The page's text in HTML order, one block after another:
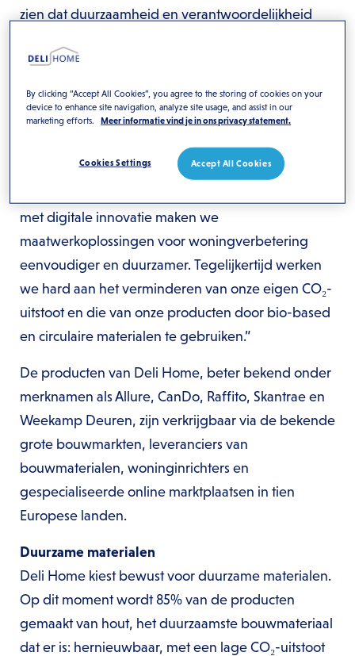
zien dat duurzaamheid en verantwoordelijkheid
cultuur.
“Het behalen van de B Corp-certificering
onderstreept onze missie om hout te promoten als
het duurzaamste bouwmateriaal voor
woningverbetering”, zegt Eugène Sterken, CEO
met digitale innovatie maken we
maatwerkoplossingen voor woningverbetering
eenvoudiger en duurzamer. Tegelijkertijd werken
we hard aan het verminderen van onze eigen CO₂-
uitstoot en die van onze producten door bio-based
en circulaire materialen te gebruiken.”
De producten van Deli Home, beter bekend onder
merknamen als Allure, CanDo, Raffito, Skantrae en
Weekamp Deuren, zijn verkrijgbaar via de bekende
grote bouwmarkten, leveranciers van
bouwmaterialen, woninginrichters en
gespecialiseerde online marktplaatsen in tien
Europese landen.
Duurzame materialen
Deli Home kiest bewust voor duurzame materialen.
Op dit moment wordt 85% van de producten
gemaakt van hout, het duurzaamste bouwmateriaal
dat er is: hernieuwbaar, met een lage CO₂-uitstoot
By clicking “Accept All Cookies”, you agree to the storing of cookies on your
device to enhance site navigation, analyze site usage, and assist in our
marketing efforts.
Meer informatie vind je in ons privacy statement.
Accept All Cookies
Cookies Settings